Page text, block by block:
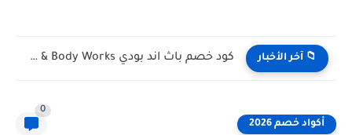
📁 آخر الأخبار كود خصم باث اند بودي Bath & Body Works الكويت...
أكواد خصم 2026
0